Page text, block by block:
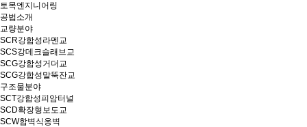
토목엔지니어링
공법소개
교량분야
SCR강합성라멘교
SCS강데크슬래브교
SCG강합성거더교
SCG강합성말뚝잔교
구조물분야
SCT강합성피암터널
SCD확장형보도교
SCW합벽식옹벽